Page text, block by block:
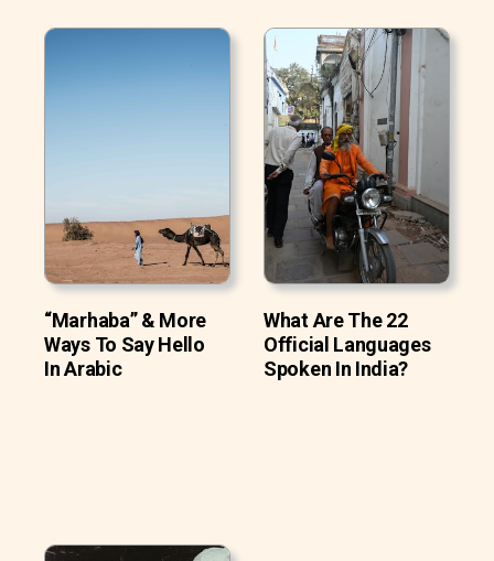
“Marhaba” & More
Ways To Say Hello
In Arabic
What Are The 22
Official Languages
Spoken In India?